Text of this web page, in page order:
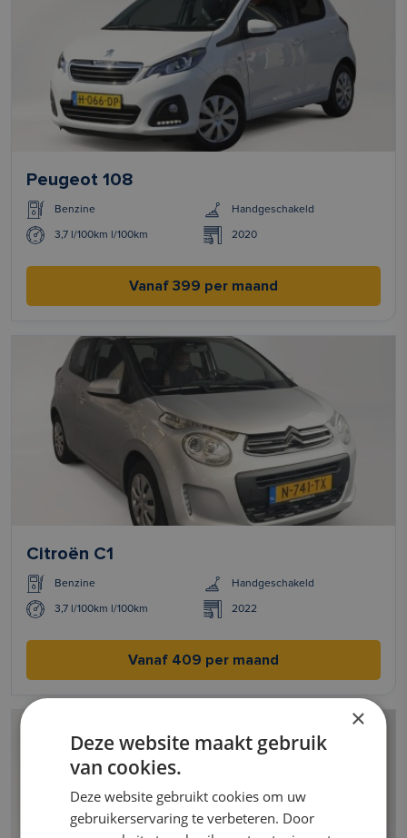
Peugeot 108
Benzine Handgeschakeld
3,7 l/100km l/100km 2020
Vanaf 399 per maand
Citroën C1
Benzine Handgeschakeld
3,7 l/100km l/100km 2022
Vanaf 409 per maand
×
Deze website maakt gebruik
van cookies.
Deze website gebruikt cookies om uw
gebruikerservaring te verbeteren. Door